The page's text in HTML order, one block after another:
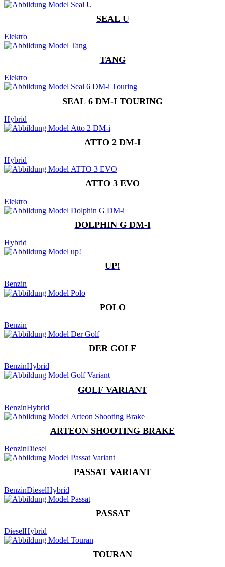
SEAL U
Elektro
TANG
Elektro
SEAL 6 DM-I TOURING
Hybrid
ATTO 2 DM-I
Hybrid
ATTO 3 EVO
Elektro
DOLPHIN G DM-I
Hybrid
UP!
Benzin
POLO
Benzin
DER GOLF
BenzinHybrid
GOLF VARIANT
BenzinHybrid
ARTEON SHOOTING BRAKE
BenzinDiesel
PASSAT VARIANT
BenzinDieselHybrid
PASSAT
DieselHybrid
TOURAN